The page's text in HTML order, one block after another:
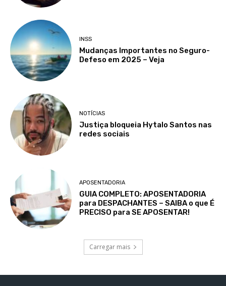
INSS
Mudanças Importantes no Seguro-
Defeso em 2025 – Veja
NOTÍCIAS
Justiça bloqueia Hytalo Santos nas
redes sociais
APOSENTADORIA
GUIA COMPLETO: APOSENTADORIA
para DESPACHANTES – SAIBA o que É
PRECISO para SE APOSENTAR!
Carregar mais